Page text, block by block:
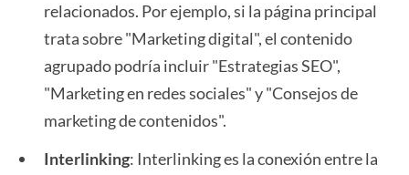
relacionados. Por ejemplo, si la página principal
trata sobre "Marketing digital", el contenido
agrupado podría incluir "Estrategias SEO",
"Marketing en redes sociales" y "Consejos de
marketing de contenidos".
Interlinking: Interlinking es la conexión entre la